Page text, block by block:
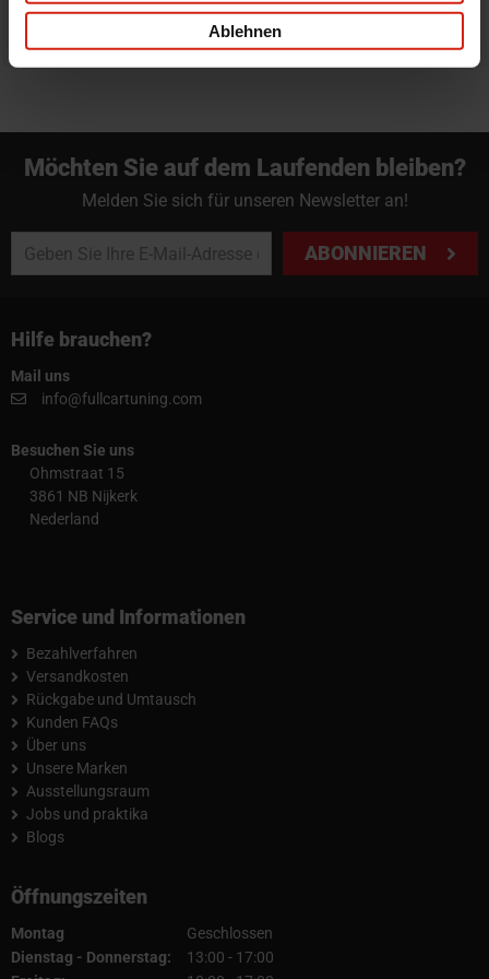
Ablehnen
info@fullcartuning.de
Möchten Sie auf dem Laufenden bleiben?
Melden Sie sich für unseren Newsletter an!
ABONNIEREN
Hilfe brauchen?
Mail uns
info@fullcartuning.com
Besuchen Sie uns
Ohmstraat 15
3861 NB Nijkerk
Nederland
Service und Informationen
Bezahlverfahren
Versandkosten
Rückgabe und Umtausch
Kunden FAQs
Über uns
Unsere Marken
Ausstellungsraum
Jobs und praktika
Blogs
Öffnungszeiten
Montag
Geschlossen
Dienstag - Donnerstag:
13:00 - 17:00